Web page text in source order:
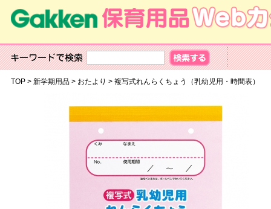
TOP> 新学期用品> おたより > 複写式れんらくちょう（乳幼児用・時間表）